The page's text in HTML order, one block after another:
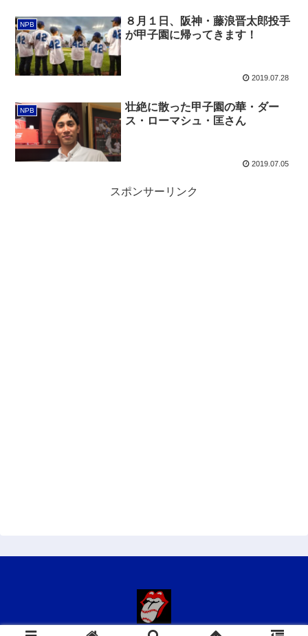
NPB
８月１日、阪神・藤浪晋太郎投手
が甲子園に帰ってきます！
2019.07.28
NPB
壮絶に散った甲子園の華・ダー
ス・ローマシュ・匡さん
2019.07.05
スポンサーリンク